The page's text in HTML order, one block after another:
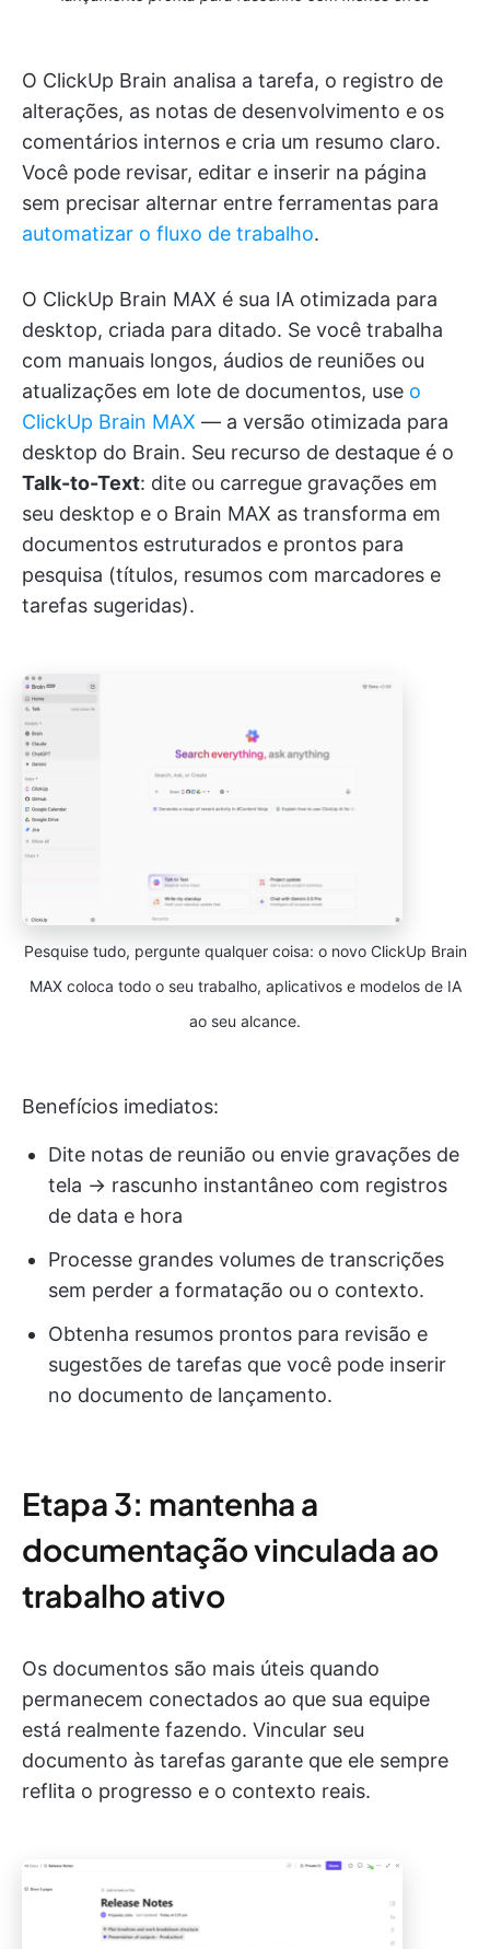
O ClickUp Brain analisa a tarefa, o registro de
alterações, as notas de desenvolvimento e os
comentários internos e cria um resumo claro.
Você pode revisar, editar e inserir na página
sem precisar alternar entre ferramentas para
automatizar o fluxo de trabalho.
O ClickUp Brain MAX é sua IA otimizada para
desktop, criada para ditado. Se você trabalha
com manuais longos, áudios de reuniões ou
atualizações em lote de documentos, use o
ClickUp Brain MAX — a versão otimizada para
desktop do Brain. Seu recurso de destaque é o
Talk-to-Text: dite ou carregue gravações em
seu desktop e o Brain MAX as transforma em
documentos estruturados e prontos para
pesquisa (títulos, resumos com marcadores e
tarefas sugeridas).
Pesquise tudo, pergunte qualquer coisa: o novo ClickUp Brain
MAX coloca todo o seu trabalho, aplicativos e modelos de IA
ao seu alcance.
Benefícios imediatos:
Dite notas de reunião ou envie gravações de
tela → rascunho instantâneo com registros
de data e hora
Processe grandes volumes de transcrições
sem perder a formatação ou o contexto.
Obtenha resumos prontos para revisão e
sugestões de tarefas que você pode inserir
no documento de lançamento.
Etapa 3: mantenha a
documentação vinculada ao
trabalho ativo
Os documentos são mais úteis quando
permanecem conectados ao que sua equipe
está realmente fazendo. Vincular seu
documento às tarefas garante que ele sempre
reflita o progresso e o contexto reais.